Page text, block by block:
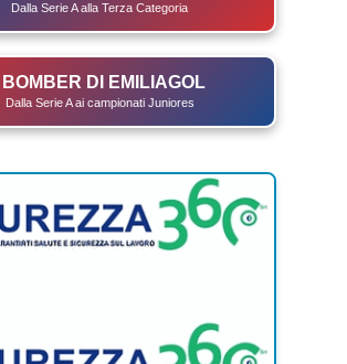
Dalla Serie A alla Terza Categoria
I BOMBER DI EMILIAGOL
Dalla Serie A ai campionati Juniores